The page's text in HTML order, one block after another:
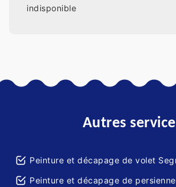
indisponible
Autres
Peinture et décapage de volet
Peinture et décapage de